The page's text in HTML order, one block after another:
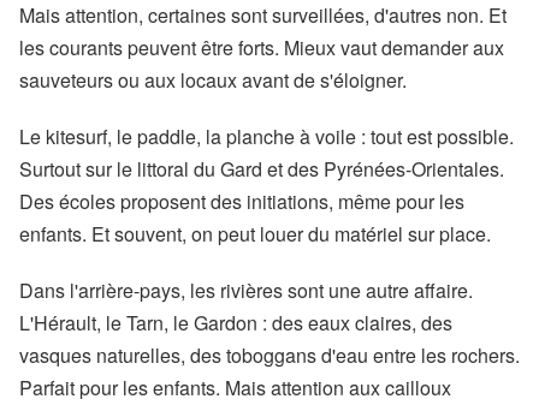
Mais attention, certaines sont surveillées, d'autres non. Et
les courants peuvent être forts. Mieux vaut demander aux
sauveteurs ou aux locaux avant de s'éloigner.
Le kitesurf, le paddle, la planche à voile : tout est possible.
Surtout sur le littoral du Gard et des Pyrénées-Orientales.
Des écoles proposent des initiations, même pour les
enfants. Et souvent, on peut louer du matériel sur place.
Dans l'arrière-pays, les rivières sont une autre affaire.
L'Hérault, le Tarn, le Gardon : des eaux claires, des
vasques naturelles, des toboggans d'eau entre les rochers.
Parfait pour les enfants. Mais attention aux cailloux